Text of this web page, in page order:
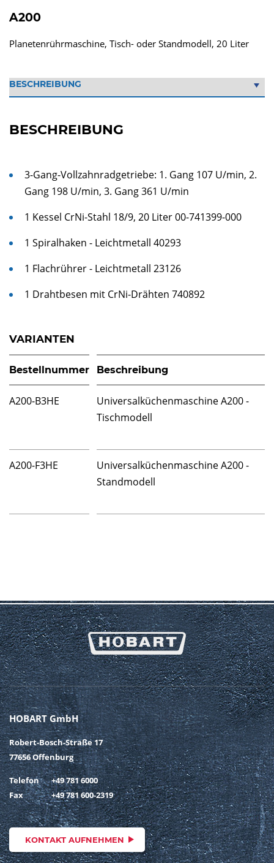
A200
Planetenrührmaschine, Tisch- oder Standmodell, 20 Liter
BESCHREIBUNG
3-Gang-Vollzahnradgetriebe: 1. Gang 107 U/min, 2.
Gang 198 U/min, 3. Gang 361 U/min
1 Kessel CrNi-Stahl 18/9, 20 Liter 00-741399-000
1 Spiralhaken - Leichtmetall 40293
1 Flachrührer - Leichtmetall 23126
1 Drahtbesen mit CrNi-Drähten 740892
VARIANTEN
Bestellnummer Beschreibung
A200-B3HE
Universalküchenmaschine A200 -
Tischmodell
A200-F3HE
Universalküchenmaschine A200 -
Standmodell
HOBART GmbH
Robert-Bosch-Straße 17
77656 Offenburg
Telefon
+49 781 6000
Fax
+49 781 600-2319
KONTAKT AUFNEHMEN